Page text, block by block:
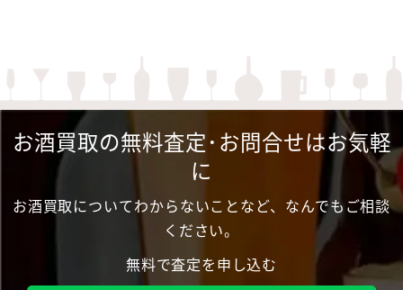
お酒買取の無料査定･お問合せはお気軽
に
お酒買取についてわからないことなど、なんでもご相談
ください。
無料で査定を申し込む